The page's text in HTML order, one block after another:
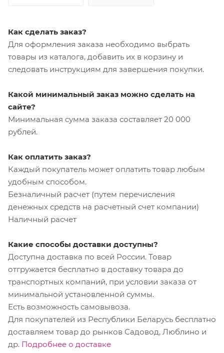
Как сделать заказ?
Для оформления заказа необходимо выбрать
товары из каталога, добавить их в корзину и
следовать инструкциям для завершения покупки.
Какой минимальный заказ можно сделать на
сайте?
Минимальная сумма заказа составляет 20 000
рублей.
Как оплатить заказ?
Каждый покупатель может оплатить товар любым
удобным способом.
Безналичный расчет (путем перечисления
денежных средств на расчетный счет компании)
Наличный расчет
Какие способы доставки доступны?
Доступна доставка по всей России. Товар
отгружается бесплатно в доставку товара до
транспортных компаний, при условии заказа от
минимальной установленной суммы.
Есть возможность самовывоза.
Для покупателей из Республики Беларусь бесплатно
доставляем товар до рынков Садовод, Люблино и
др. Подробнее о доставке